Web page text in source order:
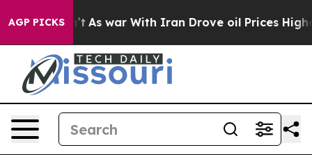
AGP PICKSAs war With Iran Drove oil Prices Higher,